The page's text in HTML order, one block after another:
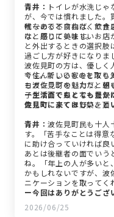
青井： トイレが水洗じゃ
が、今では慣れました。
代なので不自由なくでき
なと感じています。
唯一あるとすれば、飲食
は、周りに美味しいお
と外出するときの選択肢
過ごし方が好きになりま
今住んでいる家をとても
ヨガクラブをしたり。朝
子がすごく良くなった気
良しで、よくお野菜を頂
波佐見町の方は、優しく
です。新しいものを取り
も波佐見町の魅力だと思
ー生活面でもとても豊
佐見町に来てほしい、と
青井：波佐見町民も十人
す。「苦手なことは得意
に助け合っていければ良
あとは後継者の面でい
ね。「年上の人が多いと
かもしれないですが、波
ニケーションを取ってく
ー今回はありがとうござ
2026/06/25